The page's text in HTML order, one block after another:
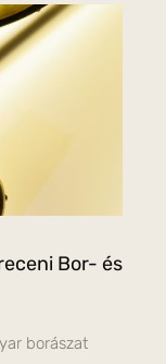
Bor- és
borászat